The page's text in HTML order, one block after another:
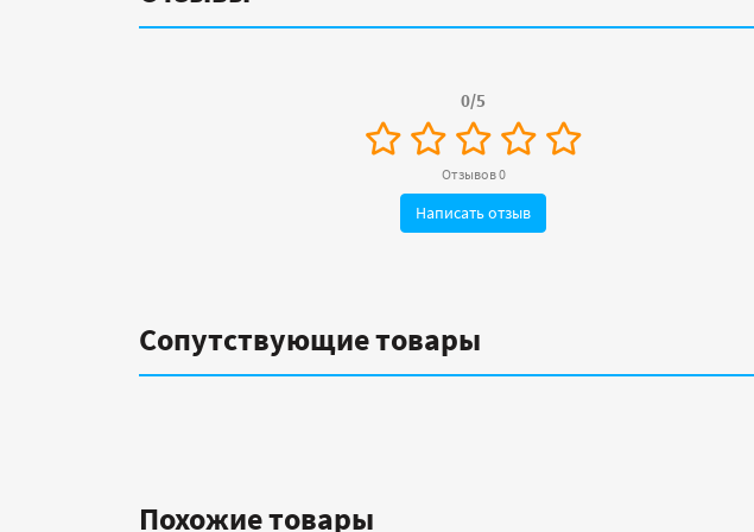
0/5
Отзывов 0
Написать отзыв
Сопутствующие товары
Похожие товары